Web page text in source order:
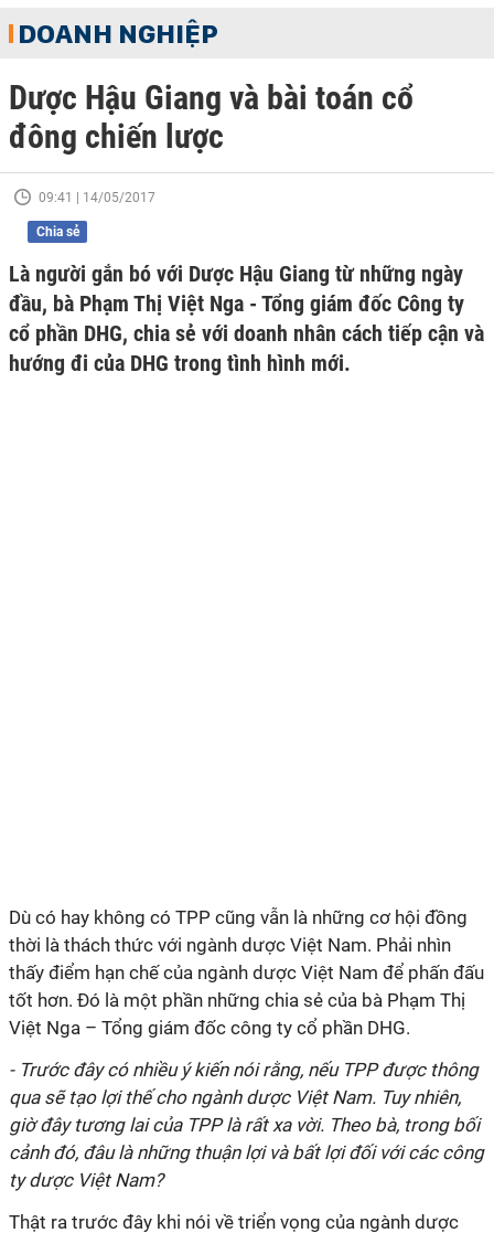
DOANH NGHIỆP
Dược Hậu Giang và bài toán cổ
đông chiến lược
09:41 | 14/05/2017
Chia sẻ
Là người gắn bó với Dược Hậu Giang từ những ngày
đầu, bà Phạm Thị Việt Nga - Tổng giám đốc Công ty
cổ phần DHG, chia sẻ với doanh nhân cách tiếp cận và
hướng đi của DHG trong tình hình mới.
Dù có hay không có TPP cũng vẫn là những cơ hội đồng
thời là thách thức với ngành dược Việt Nam. Phải nhìn
thấy điểm hạn chế của ngành dược Việt Nam để phấn đấu
tốt hơn. Đó là một phần những chia sẻ của bà Phạm Thị
Việt Nga – Tổng giám đốc công ty cổ phần DHG.
- Trước đây có nhiều ý kiến nói rằng, nếu TPP được thông
qua sẽ tạo lợi thế cho ngành dược Việt Nam. Tuy nhiên,
giờ đây tương lai của TPP là rất xa vời. Theo bà, trong bối
cảnh đó, đâu là những thuận lợi và bất lợi đối với các công
ty dược Việt Nam?
Thật ra trước đây khi nói về triển vọng của ngành dược